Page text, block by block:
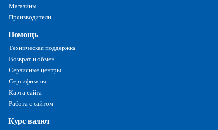
Магазины
Производители
Помощь
Техническая поддержка
Возврат и обмен
Сервисные центры
Сертификаты
Карта сайта
Работа с сайтом
Курс валют